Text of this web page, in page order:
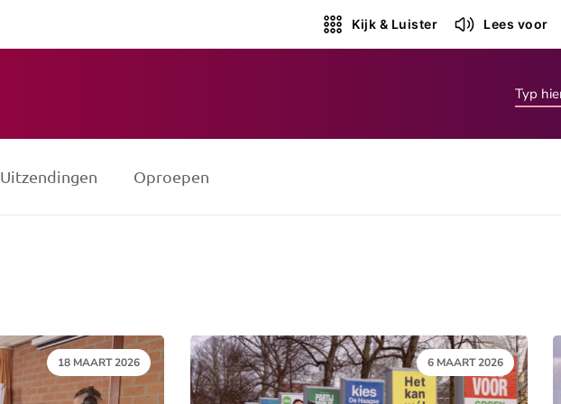
Kijk & Luister Lees voor
Uitzendingen Oproepen
DATUM:
18 MAART 2026 DATUM:
6 MAART 2026